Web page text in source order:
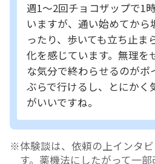
週1～2回チョコザップで1
いますが、通い始めてから
ったり、歩いても立ち止ま
化を感じています。無理を
な気分で終わらせるのがポ
ぶらで行けるし、とにかく
がいいですね。
体験談は、依頼の上インタ
す。薬機法にしたがって一